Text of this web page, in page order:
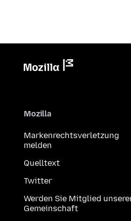
Mozilla
Markenrechtsverletzung
melden
Quelltext
Twitter
Werden Sie Mitglied
Gemeinschaft